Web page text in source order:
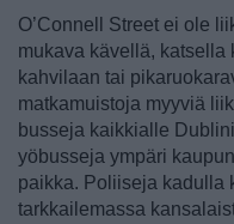
O’Connell Street ei ole
mukava kävellä, katsella
kahvilaan tai
matkamuistoja myyviä
busseja kaikkialle
yöbusseja ympäri
paikka. Poliiseja kadulla
tarkkailemassa